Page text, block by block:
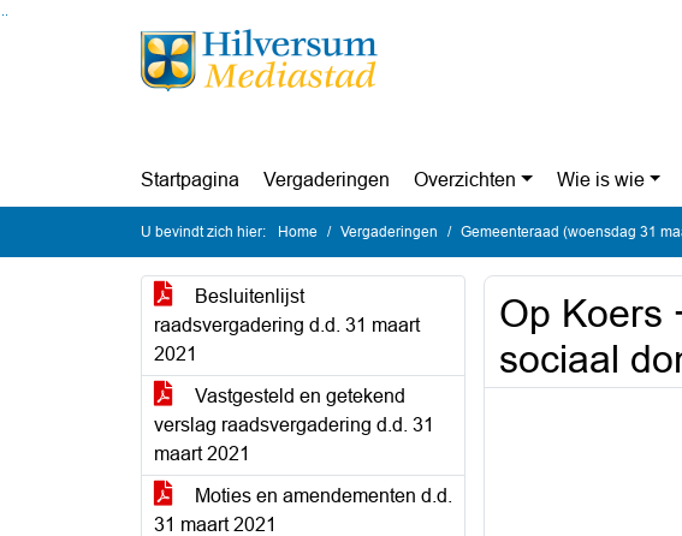
Ga naar de inhoud van deze pagina
Ga naar het zoeken
Ga naar het menu
Startpagina Vergaderingen Overzichten Wie is wie
U bevindt zich hier: Home Vergaderingen Gemeenteraad (woensdag 31
Besluitenlijst
raadsvergadering d.d. 31 maart
2021
Vastgesteld en getekend
verslag raadsvergadering d.d. 31
maart 2021
Moties en amendementen d.d.
31 maart 2021
Op Koers
sociaal